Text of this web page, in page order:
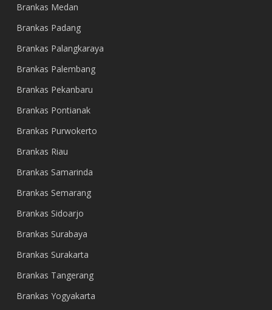
Brankas Medan
Brankas Padang
Brankas Palangkaraya
Brankas Palembang
Brankas Pekanbaru
Brankas Pontianak
Brankas Purwokerto
Brankas Riau
Brankas Samarinda
Brankas Semarang
Brankas Sidoarjo
Brankas Surabaya
Brankas Surakarta
Brankas Tangerang
Brankas Yogyakarta